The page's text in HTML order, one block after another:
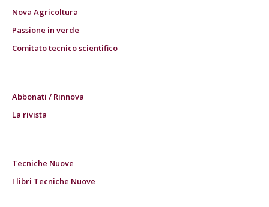
Nova Agricoltura
Passione in verde
Comitato tecnico scientifico
Abbonati / Rinnova
La rivista
Tecniche Nuove
I libri Tecniche Nuove